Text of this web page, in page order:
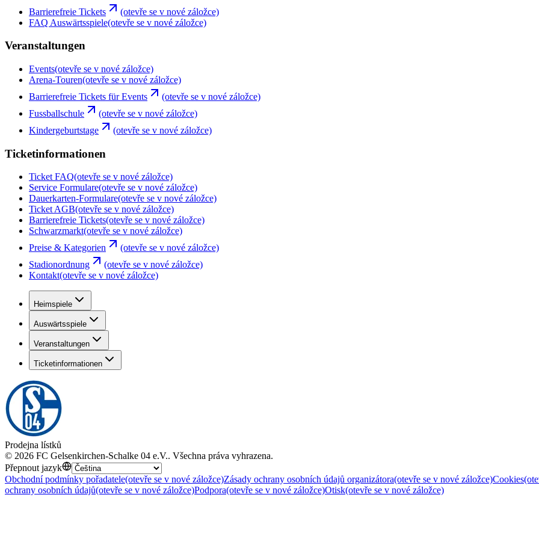
Barrierefreie Tickets
(otevře se v nové záložce)
FAQ Auswärtsspiele(otevře se v nové záložce)
Veranstaltungen
Events(otevře se v nové záložce)
Arena-Touren(otevře se v nové záložce)
Barrierefreie Tickets für Events
(otevře se v nové záložce)
Fussballschule
(otevře se v nové záložce)
Kindergeburtstage
(otevře se v nové záložce)
Ticketinformationen
Ticket FAQ(otevře se v nové záložce)
Service Formulare(otevře se v nové záložce)
Dauerkarten-Formulare(otevře se v nové záložce)
Ticket AGB(otevře se v nové záložce)
Barrierefreie Tickets(otevře se v nové záložce)
Schwarzmarkt(otevře se v nové záložce)
Preise & Kategorien
(otevře se v nové záložce)
Stadionordnung
(otevře se v nové záložce)
Kontakt(otevře se v nové záložce)
Heimspiele
Auswärtsspiele
Veranstaltungen
Ticketinformationen
Prodejna lístků
© 2026 FC Gelsenkirchen-Schalke 04 e.V.. Všechna práva vyhrazena.
Přepnout jazyk
Obchodní podmínky pořadatele(otevře se v nové záložce)Zásady ochrany osobních údajů organizátora(otevře se v nové záložce)Cookies
ochrany osobních údajů(otevře se v nové záložce)Podpora(otevře se v nové záložce)Otisk(otevře se v nové záložce)